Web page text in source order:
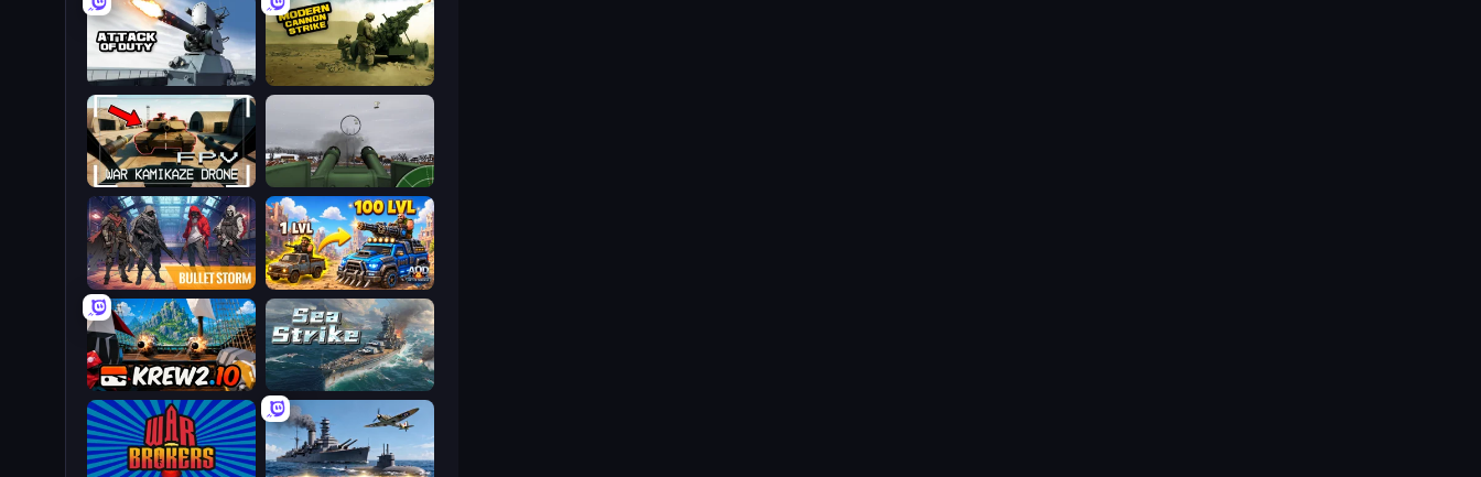
Modern Cannon Strike
Attack of Duty
Flakmeister
FPV War Kamikaze Drone
AOD - Art Of Defense
Bulletstorm
Sea Strike
Krew.io